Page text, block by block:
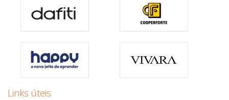
Links úteis